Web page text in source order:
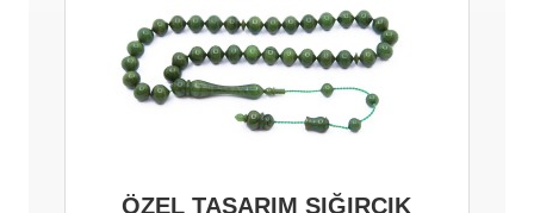
ÖZEL TASARIM SIĞIRCIK